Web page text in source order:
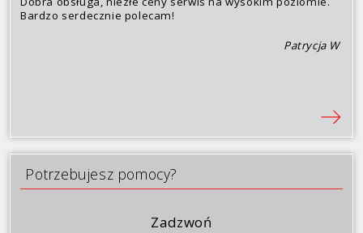
Volvo
Galeria
Blog
Bardzo serdecznie polecam!
Patrycja W
Potrzebujesz pomocy?
Zadzwoń